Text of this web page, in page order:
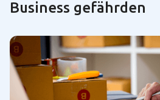
Business gefährden